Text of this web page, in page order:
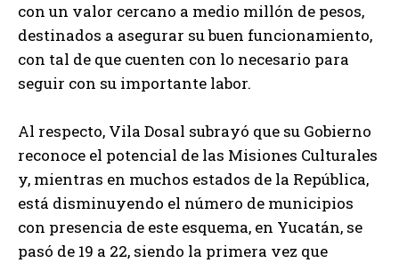
con un valor cercano a medio millón de pesos,
destinados a asegurar su buen funcionamiento,
con tal de que cuenten con lo necesario para
seguir con su importante labor.
Al respecto, Vila Dosal subrayó que su Gobierno
reconoce el potencial de las Misiones Culturales
y, mientras en muchos estados de la República,
está disminuyendo el número de municipios
con presencia de este esquema, en Yucatán, se
pasó de 19 a 22, siendo la primera vez que